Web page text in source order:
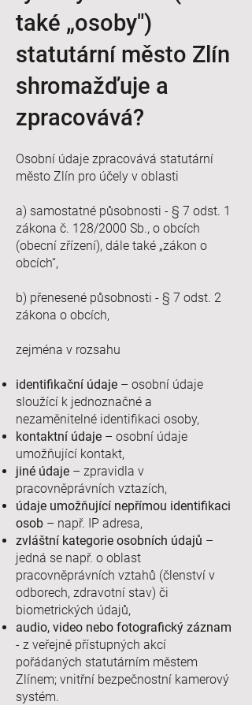
také „osoby")
statutární město Zlín
shromažďuje a
zpracovává?
Osobní údaje zpracovává statutární
město Zlín pro účely v oblasti
a) samostatné působnosti - § 7 odst. 1
zákona č. 128/2000 Sb., o obcích
(obecní zřízení), dále také „zákon o
obcích“,
b) přenesené působnosti - § 7 odst. 2
zákona o obcích,
zejména v rozsahu
identifikační údaje – osobní údaje
sloužící k jednoznačné a
nezaměnitelné identifikaci osoby,
kontaktní údaje – osobní údaje
umožňující kontakt,
jiné údaje – zpravidla v
pracovněprávních vztazích,
údaje umožňující nepřímou identifikaci
osob – např. IP adresa,
zvláštní kategorie osobních údajů –
jedná se např. o oblast
pracovněprávních vztahů (členství v
odborech, zdravotní stav) či
biometrických údajů,
audio, video nebo fotografický záznam
- z veřejně přístupných akcí
pořádaných statutárním městem
Zlínem; vnitřní bezpečnostní kamerový
systém.